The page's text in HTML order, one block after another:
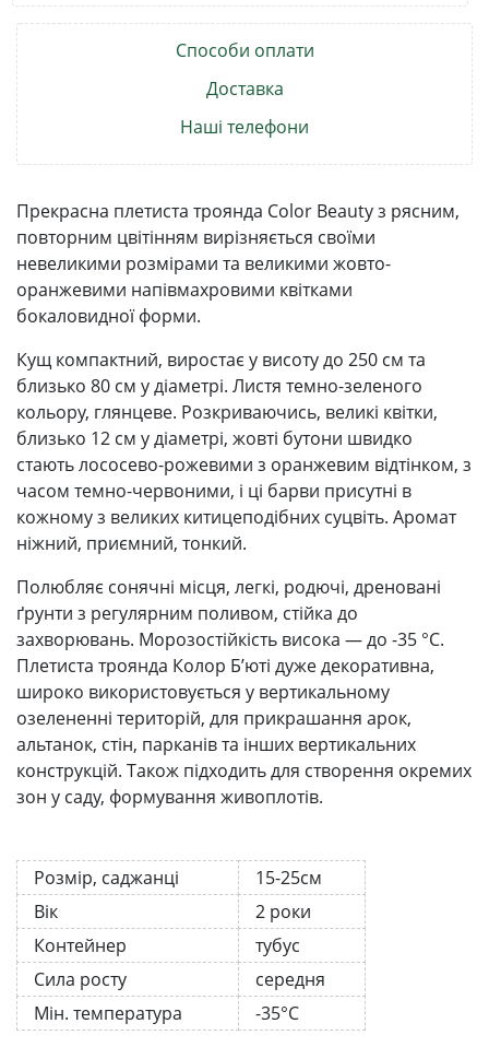
Способи оплати
Доставка
Наші телефони
Прекрасна плетиста троянда Color Beauty з рясним,
повторним цвітінням вирізняється своїми
невеликими розмірами та великими жовто-
оранжевими напівмахровими квітками
бокаловидної форми.
Кущ компактний, виростає у висоту до 250 см та
близько 80 см у діаметрі. Листя темно-зеленого
кольору, глянцеве. Розкриваючись, великі квітки,
близько 12 см у діаметрі, жовті бутони швидко
стають лососево-рожевими з оранжевим відтінком, з
часом темно-червоними, і ці барви присутні в
кожному з великих китицеподібних суцвіть. Аромат
ніжний, приємний, тонкий.
Полюбляє сонячні місця, легкі, родючі, дреновані
ґрунти з регулярним поливом, стійка до
захворювань. Морозостійкість висока — до -35 °С.
Плетиста троянда Колор Б’юті дуже декоративна,
широко використовується у вертикальному
озелененні територій, для прикрашання арок,
альтанок, стін, парканів та інших вертикальних
конструкцій. Також підходить для створення окремих
зон у саду, формування живоплотів.
Розмір, саджанці
15-25см
Вік
2 роки
Контейнер
тубус
Сила росту
середня
Мін. температура
-35°C